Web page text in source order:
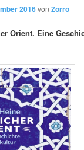
2016vonZorro
Orient. Eine